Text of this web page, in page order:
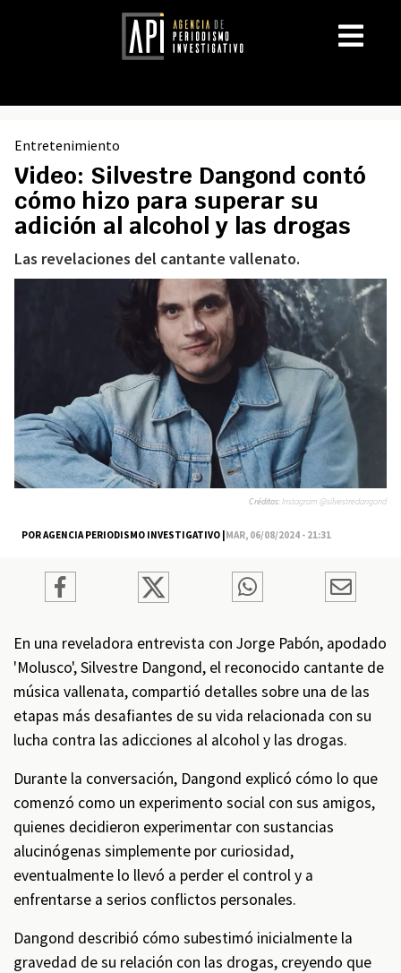
Entretenimiento
Video: Silvestre Dangond contó
cómo hizo para superar su
adición al alcohol y las drogas
Las revelaciones del cantante vallenato.
POR AGENCIA PERIODISMO INVESTIGATIVO |MAR, 06/08/2024 - 21:31
Créditos:Instagram @silvestredangond
En una reveladora entrevista con Jorge Pabón, apodado
'Molusco', Silvestre Dangond, el reconocido cantante de
música vallenata, compartió detalles sobre una de las
etapas más desafiantes de su vida relacionada con su
lucha contra las adicciones al alcohol y las drogas.
Durante la conversación, Dangond explicó cómo lo que
comenzó como un experimento social con sus amigos,
quienes decidieron experimentar con sustancias
alucinógenas simplemente por curiosidad,
eventualmente lo llevó a perder el control y a
enfrentarse a serios conflictos personales.
Dangond describió cómo subestimó inicialmente la
gravedad de su relación con las drogas, creyendo que